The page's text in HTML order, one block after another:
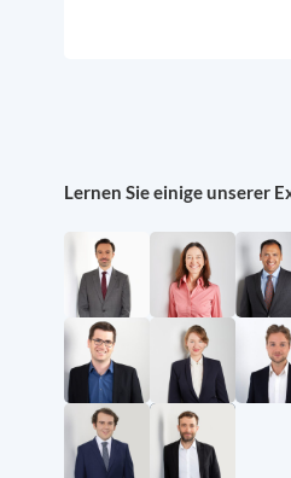
Lernen Sie einige unserer